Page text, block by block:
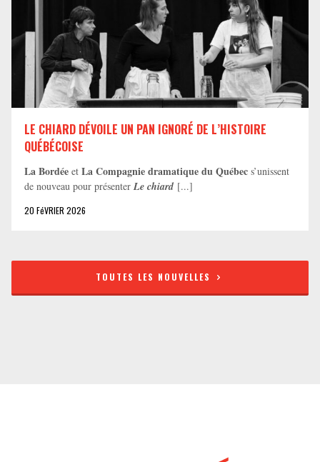
LE CHIARD DÉVOILE UN PAN IGNORÉ DE L’HISTOIRE
QUÉBÉCOISE
La Bordée et La Compagnie dramatique du Québec s’unissent
de nouveau pour présenter Le chiard [...]
20 FéVRIER 2026
TOUTES LES NOUVELLES